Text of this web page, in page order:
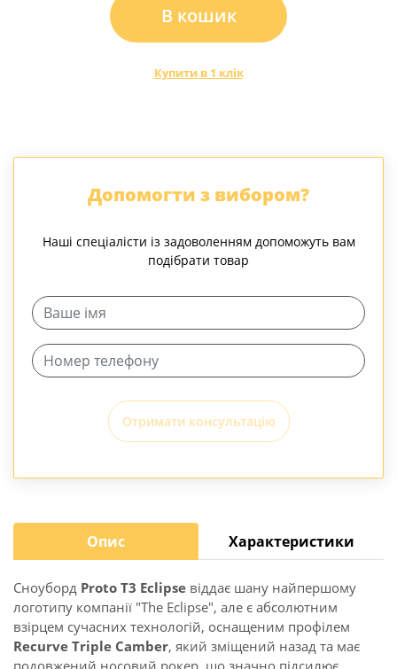
В кошик
Купити в 1 клік
Допомогти з вибором?
Наші спеціалісти із задоволенням допоможуть вам
подібрати товар
Отримати консультацію
Опис Характеристики
Сноуборд Proto T3 Eclipse віддає шану найпершому
логотипу компанії "The Eclipse", але є абсолютним
взірцем сучасних технологій, оснащеним профілем
Recurve Triple Camber, який зміщений назад та має